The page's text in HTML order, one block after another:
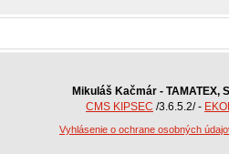
Mikuláš Kačmár - TAMATEX,
CMS KIPSEC /3.6.5.2/ -
Vyhlásenie o ochrane osobných